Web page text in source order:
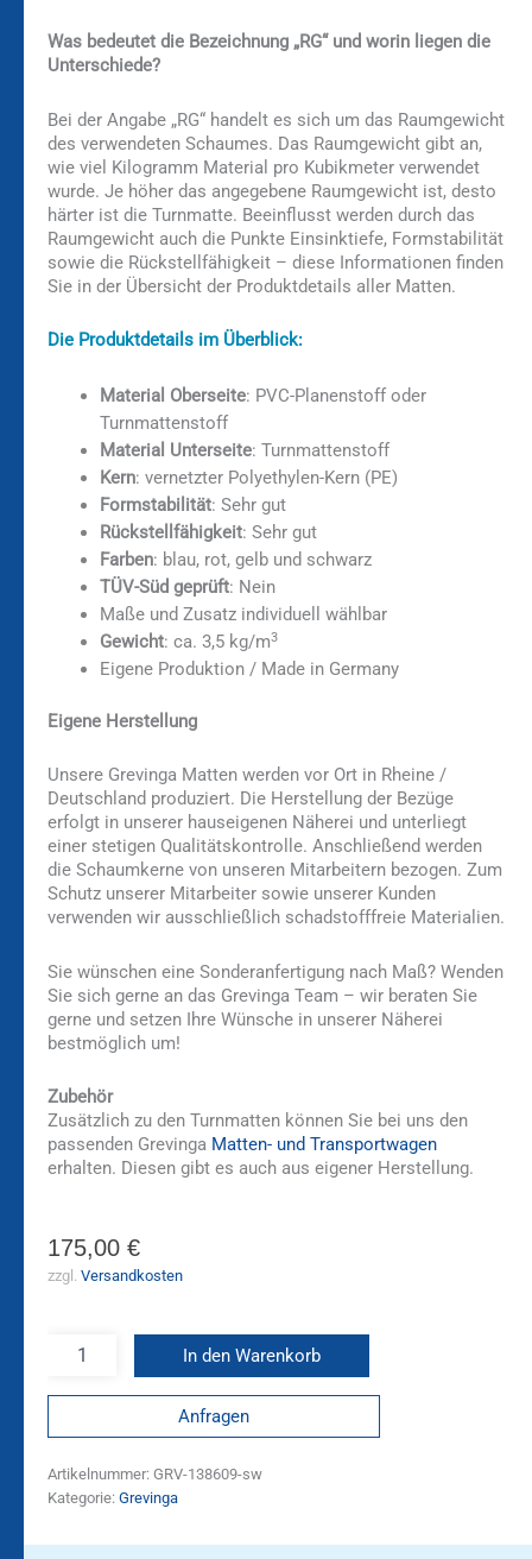
Was bedeutet die Bezeichnung „RG“ und worin liegen die
Unterschiede?
Bei der Angabe „RG“ handelt es sich um das Raumgewicht
des verwendeten Schaumes. Das Raumgewicht gibt an,
wie viel Kilogramm Material pro Kubikmeter verwendet
wurde. Je höher das angegebene Raumgewicht ist, desto
härter ist die Turnmatte. Beeinflusst werden durch das
Raumgewicht auch die Punkte Einsinktiefe, Formstabilität
sowie die Rückstellfähigkeit – diese Informationen finden
Sie in der Übersicht der Produktdetails aller Matten.
Die Produktdetails im Überblick:
Material Oberseite: PVC-Planenstoff oder
Turnmattenstoff
Material Unterseite: Turnmattenstoff
Kern: vernetzter Polyethylen-Kern (PE)
Formstabilität: Sehr gut
Rückstellfähigkeit: Sehr gut
Farben: blau, rot, gelb und schwarz
TÜV-Süd geprüft: Nein
Maße und Zusatz individuell wählbar
Gewicht: ca. 3,5 kg/m3
Eigene Produktion / Made in Germany
Eigene Herstellung
Unsere Grevinga Matten werden vor Ort in Rheine /
Deutschland produziert. Die Herstellung der Bezüge
erfolgt in unserer hauseigenen Näherei und unterliegt
einer stetigen Qualitätskontrolle. Anschließend werden
die Schaumkerne von unseren Mitarbeitern bezogen. Zum
Schutz unserer Mitarbeiter sowie unserer Kunden
verwenden wir ausschließlich schadstofffreie Materialien.
Sie wünschen eine Sonderanfertigung nach Maß? Wenden
Sie sich gerne an das Grevinga Team – wir beraten Sie
gerne und setzen Ihre Wünsche in unserer Näherei
bestmöglich um!
Zubehör
Zusätzlich zu den Turnmatten können Sie bei uns den
passenden Grevinga Matten- und Transportwagen
erhalten. Diesen gibt es auch aus eigener Herstellung.
175,00 €
zzgl. Versandkosten
In den Warenkorb
Anfragen
Artikelnummer: GRV-138609-sw
Kategorie: Grevinga